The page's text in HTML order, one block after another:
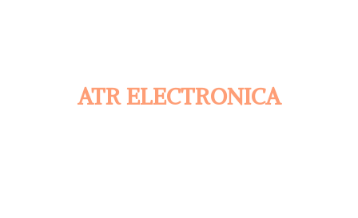
ATR ELECTRONICA